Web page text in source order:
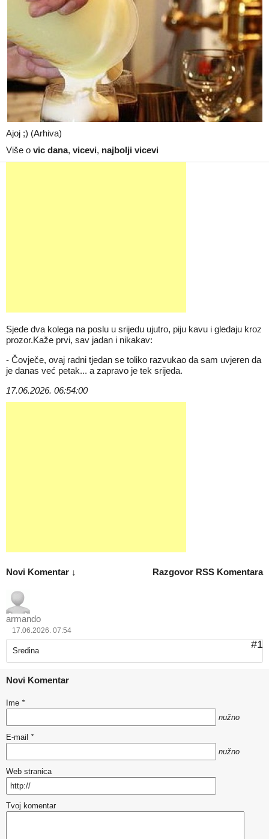
Ajoj ;) (Arhiva)
Više o vic dana, vicevi, najbolji vicevi
Sjede dva kolega na poslu u srijedu ujutro, piju kavu i gledaju kroz
prozor.Kaže prvi, sav jadan i nikakav:
- Čovječe, ovaj radni tjedan se toliko razvukao da sam uvjeren da
je danas već petak... a zapravo je tek srijeda.
17.06.2026. 06:54:00
Razgovor RSS Komentara
Novi Komentar ↓
armando
17.06.2026. 07:54
#1
Sredina
Novi Komentar
Ime *
nužno
E-mail *
nužno
Web stranica
Tvoj komentar